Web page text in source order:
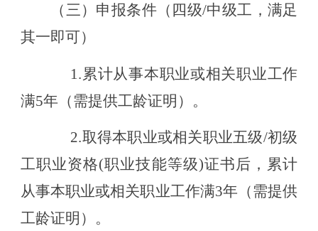
（三）申报条件（四级/中级工，满足
其一即可）
1.累计从事本职业或相关职业工作
满5年（需提供工龄证明） 。
2.取得本职业或相关职业五级/初级
工职业资格(职业技能等级)证书后，累计
从事本职业或相关职业工作满3年（需提供
工龄证明）。